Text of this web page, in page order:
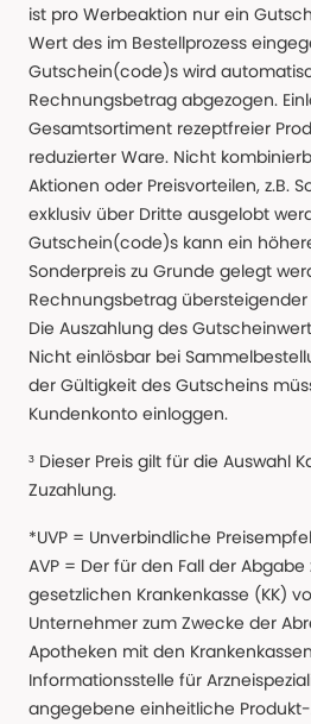
ist pro Werbeaktion nur ein
Wert des im Bestellprozess
Gutschein(code)s wird
Rechnungsbetrag abgezogen.
Gesamtsortiment rezeptfreier
reduzierter Ware. Nicht
Aktionen oder Preisvorteilen, z.B.
exklusiv über Dritte ausgelobt
Gutschein(code)s kann ein
Sonderpreis zu Grunde gelegt
Rechnungsbetrag
Die Auszahlung des
Nicht einlösbar bei
der Gültigkeit des Gutscheins
Kundenkonto einloggen.
³ Dieser Preis gilt für die Auswahl
Zuzahlung.
*UVP = Unverbindliche
AVP = Der für den Fall der
gesetzlichen Krankenkasse (KK)
Unternehmer zum Zwecke der
Apotheken mit den
Informationsstelle für
angegebene einheitliche